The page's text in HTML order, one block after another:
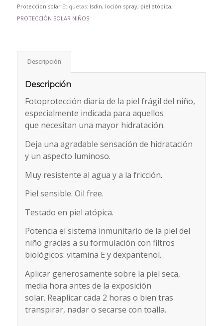
Proteccion solar Etiquetas: Isdin, loción spray, piel atópica,
PROTECCIÓN SOLAR NIÑOS
Descripción
Descripción
Fotoprotección diaria de la piel frágil del niño,
especialmente indicada para aquellos
que necesitan una mayor hidratación.
Deja una agradable sensación de hidratación
y un aspecto luminoso.
Muy resistente al agua y a la fricción.
Piel sensible. Oil free.
Testado en piel atópica.
Potencia el sistema inmunitario de la piel del
niño gracias a su formulación con filtros
biológicos: vitamina E y dexpantenol.
Aplicar generosamente sobre la piel seca,
media hora antes de la exposición
solar. Reaplicar cada 2 horas o bien tras
transpirar, nadar o secarse con toalla.